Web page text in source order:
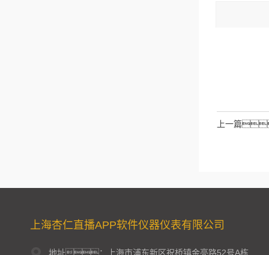
如
上一篇
上海杏仁直播APP软件仪器仪表有限公司
地址：上海市浦东新区祝桥镇金亮路52号A栋